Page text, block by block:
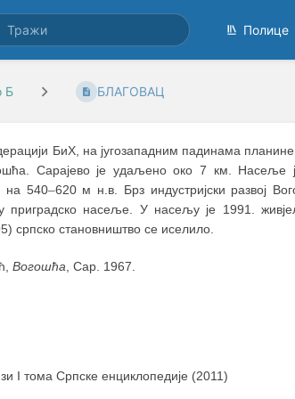
Полице
Б БЛАГОВАЦ
БиХ, на југозападним падинама планине
Сарајево је удаљено око 7 км. Насеље
на 540–620 м н.в. Брз индустријски развој
приградско насеље. У насељу је 1991.
српско становништво се иселило.
Вогошћа , Сар. 1967.
I тома Српске енциклопедије (2011)